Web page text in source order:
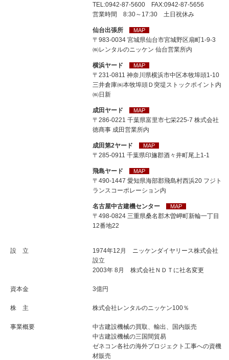
TEL:0942-87-5600 FAX:0942-87-5656
営業時間 8:30～17:30 土日祝休み
仙台出張所 MAP
〒983-0034 宮城県仙台市宮城野区扇町1-9-3
㈱レンタルのニッケン 仙台営業所内
横浜ヤード MAP
〒231-0811 神奈川県横浜市中区本牧埠頭1-10
三井倉庫㈱本牧埠頭Ｄ突堤ストックポイント内
㈱日新
成田ヤード MAP
〒286-0221 千葉県富里市七栄225-7 株式会社
徳商事 成田営業所内
成田第2ヤード MAP
〒285-0911 千葉県印旛郡酒々井町尾上1-1
飛島ヤード MAP
〒490-1447 愛知県海部郡飛島村西浜20 フジト
ランスコーポレーション内
名古屋中古建機センター MAP
〒498-0824 三重県桑名郡木曽岬町新輪一丁目
12番地22
設 立
1974年12月 ニッケンダイヤリース株式会社
設立
2003年 8月 株式会社ＮＤＴに社名変更
資本金 3億円
株 主 株式会社レンタルのニッケン100％
事業概要
中古建設機械の買取、輸出、国内販売
中古建設機械の三国間貿易
ゼネコン各社の海外プロジェクト工事への資機
材販売